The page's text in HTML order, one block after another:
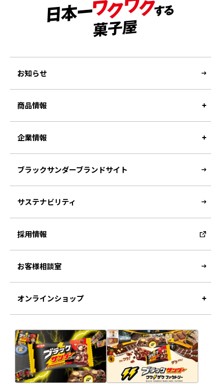
お知らせ
商品情報
企業情報
ブラックサンダーブランドサイト
サステナビリティ
採用情報
お客様相談室
オンラインショップ